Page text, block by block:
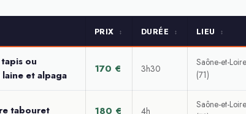
PRIX ↕ DURÉE ↕ LIEU ↕
ou
et alpaga
170 € 3h30
Saône-et-Loire
(71)
tabouret 180 € 4h
Saône-et-Loire